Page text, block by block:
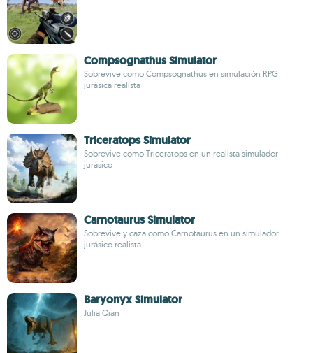
Compsognathus Simulator
Sobrevive como Compsognathus en simulación RPG
jurásica realista
Triceratops Simulator
Sobrevive como Triceratops en un realista simulador
jurásico
Carnotaurus Simulator
Sobrevive y caza como Carnotaurus en un simulador
jurásico realista
Baryonyx Simulator
Julia Qian